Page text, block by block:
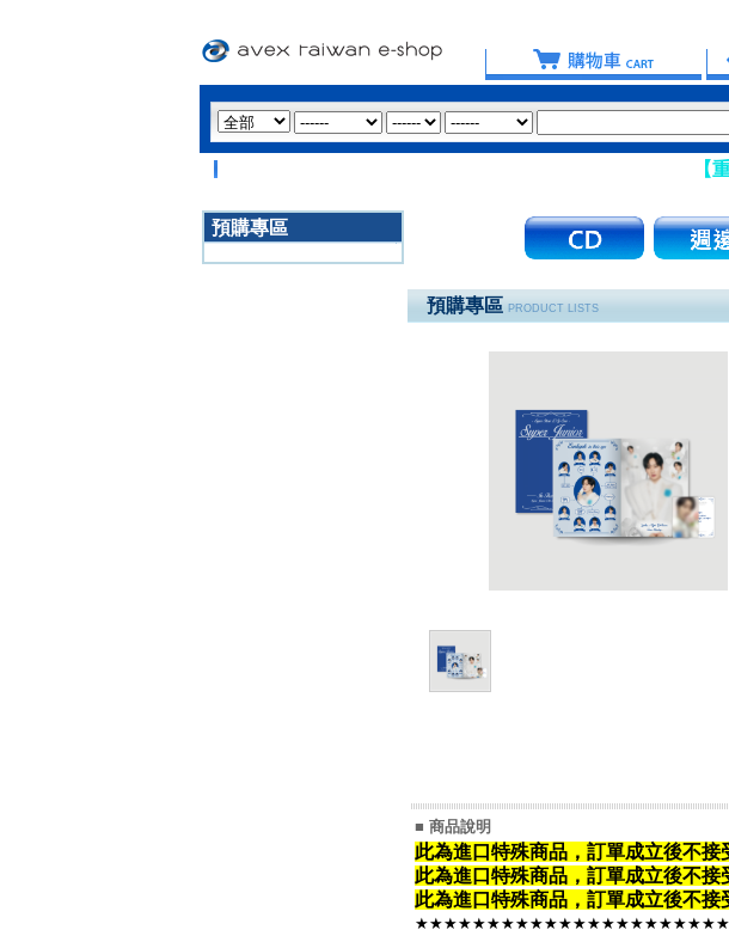
【重要提醒
預購專區
預購專區 PRODUCT LISTS
■ 商品說明
此為進口特殊商品，訂單成立後不接
此為進口特殊商品， 訂單成立後不接
此為進口特殊商品， 訂單成立後不接